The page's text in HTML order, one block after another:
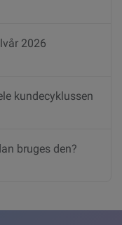
2026
kundecyklussen
bruges den?